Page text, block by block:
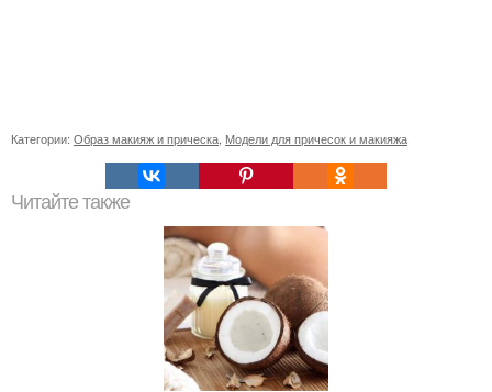
Категории: Образ макияж и прическа, Модели для причесок и макияжа
Читайте также